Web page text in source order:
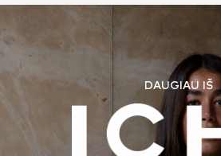
DAUGIAU IŠ